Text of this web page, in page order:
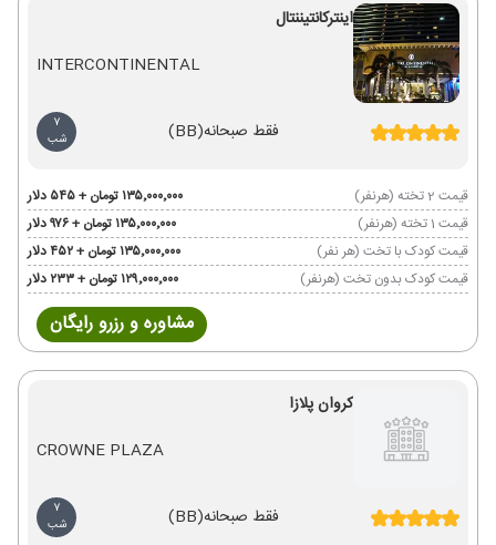
اینترکانتیننتال
INTERCONTINENTAL
فقط صبحانه(BB)
7
شب
قیمت 2 تخته (هرنفر)
۱۳۵٬۰۰۰٬۰۰۰ تومان + ۵۴۵ دلار
قیمت 1 تخته (هرنفر)
۱۳۵٬۰۰۰٬۰۰۰ تومان + ۹۷۶ دلار
قیمت کودک با تخت (هر نفر)
۱۳۵٬۰۰۰٬۰۰۰ تومان + ۴۵۲ دلار
قیمت کودک بدون تخت (هرنفر)
۱۲۹٬۰۰۰٬۰۰۰ تومان + ۲۳۳ دلار
مشاوره و رزرو رایگان
کروان پلازا
CROWNE PLAZA
فقط صبحانه(BB)
7
شب